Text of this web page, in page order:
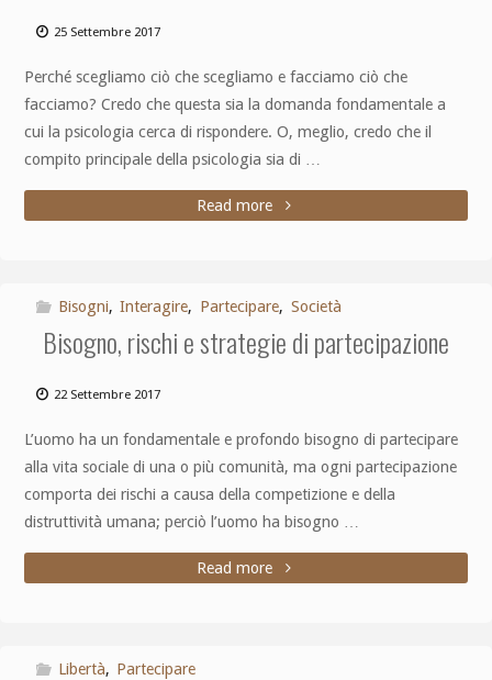
25 Settembre 2017
Perché scegliamo ciò che scegliamo e facciamo ciò che
facciamo? Credo che questa sia la domanda fondamentale a
cui la psicologia cerca di rispondere. O, meglio, credo che il
compito principale della psicologia sia di …
Read more
Bisogni, Interagire, Partecipare, Società
Bisogno, rischi e strategie di partecipazione
22 Settembre 2017
L’uomo ha un fondamentale e profondo bisogno di partecipare
alla vita sociale di una o più comunità, ma ogni partecipazione
comporta dei rischi a causa della competizione e della
distruttività umana; perciò l’uomo ha bisogno …
Read more
Libertà, Partecipare